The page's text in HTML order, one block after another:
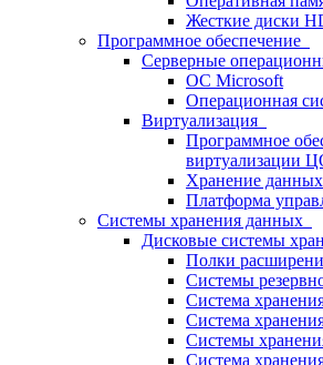
Жесткие диски
Программное обеспечение
Серверные
ОС Microsoft
Операционная
Виртуализация
Программное
виртуализации
Хранение
Платформа
Системы хранения данных
Дисковые системы
Полки
Системы
Система
Система
Системы
Система